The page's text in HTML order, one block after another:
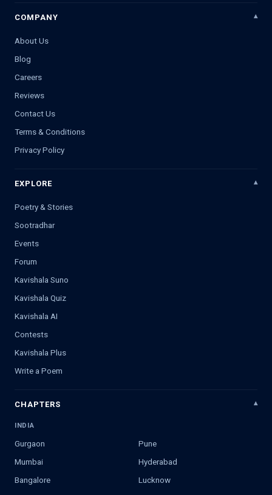
COMPANY
About Us
Blog
Careers
Reviews
Contact Us
Terms & Conditions
Privacy Policy
EXPLORE
Poetry & Stories
Sootradhar
Events
Forum
Kavishala Suno
Kavishala Quiz
Kavishala AI
Contests
Kavishala Plus
Write a Poem
CHAPTERS
INDIA
Gurgaon
Pune
Mumbai
Hyderabad
Bangalore
Lucknow